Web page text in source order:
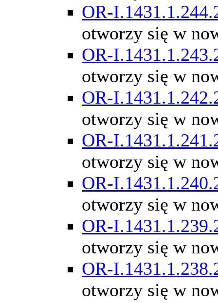
OR-
otworzy się w
OR-
otworzy się w
OR-
otworzy się w
OR-
otworzy się w
OR-
otworzy się w
OR-
otworzy się w
OR-
otworzy się w